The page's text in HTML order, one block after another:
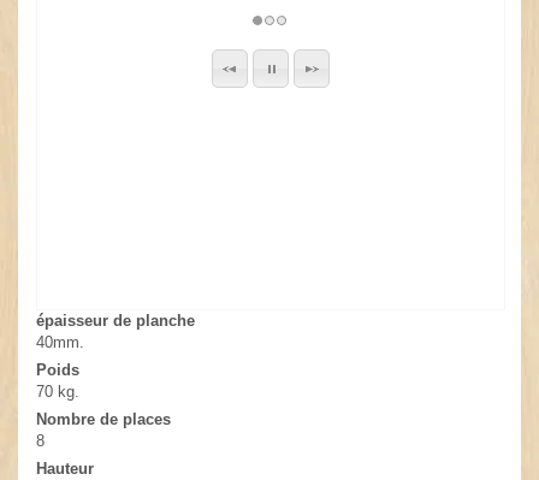
épaisseur de planche
40mm.
Poids
70 kg.
Nombre de places
8
Hauteur